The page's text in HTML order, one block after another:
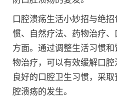
口腔溃疡生活小妙招与绝
惯、自然疗法、药物治疗
方面。通过调整生活习惯
物治疗，可以有效缓解口
良好的口腔卫生习惯，采
腔溃疡的发生。